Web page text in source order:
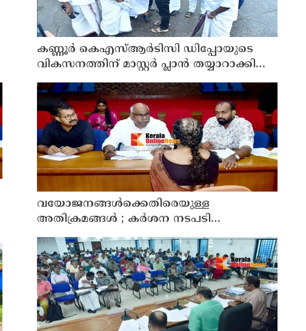
കണ്ണൂർ കെഎസ്ആർടിസി ഡിപ്പോയുടെ
വികസനത്തിന് മാസ്റ്റർ പ്ലാൻ തയ്യാറാക്കി
സമർപ്പിക്കും : ടി ഒ മോഹനൻ എം എൽ എ
വയോജനങ്ങൾക്കെതിരെയുള്ള
അതിക്രമങ്ങൾ ; കർശന നടപടി
സ്വീകരിക്കുമെന്ന് കമ്മീഷൻ